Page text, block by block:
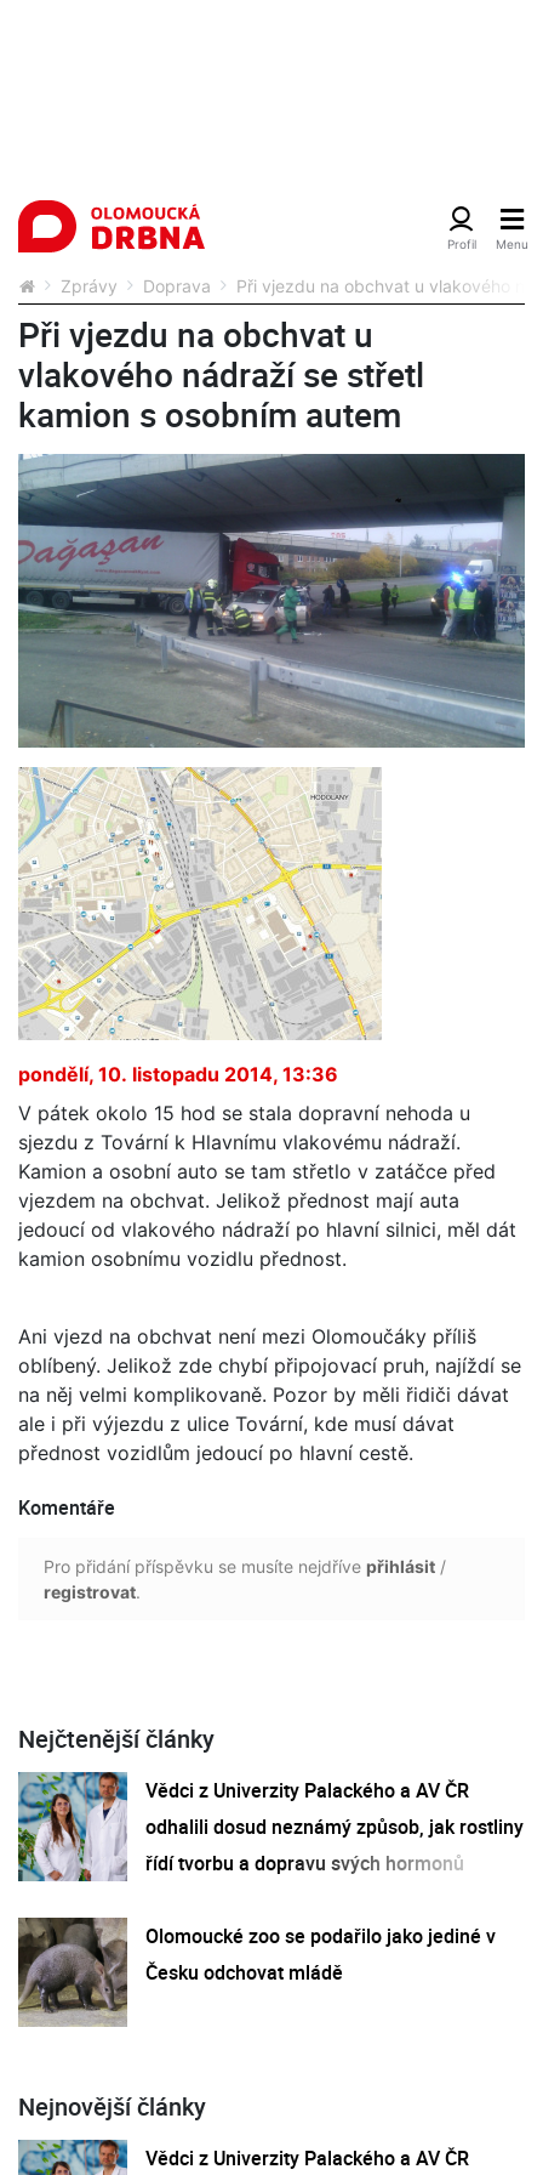
Zprávy Doprava Při vjezdu na obchvat u vlakového
Při vjezdu na obchvat u
vlakového nádraží se střetl
kamion s osobním autem
pondělí, 10. listopadu 2014, 13:36
V pátek okolo 15 hod se stala dopravní nehoda u
sjezdu z Tovární k Hlavnímu vlakovému nádraží.
Kamion a osobní auto se tam střetlo v zatáčce před
vjezdem na obchvat. Jelikož přednost mají auta
jedoucí od vlakového nádraží po hlavní silnici, měl dát
kamion osobnímu vozidlu přednost.
Ani vjezd na obchvat není mezi Olomoučáky příliš
oblíbený. Jelikož zde chybí připojovací pruh, najíždí se
na něj velmi komplikovaně. Pozor by měli řidiči dávat
ale i při výjezdu z ulice Tovární, kde musí dávat
přednost vozidlům jedoucí po hlavní cestě.
Komentáře
Pro přidání příspěvku se musíte nejdříve přihlásit /
registrovat.
Nejčtenější články
Vědci z Univerzity Palackého a AV ČR
odhalili dosud neznámý způsob, jak rostliny
řídí tvorbu a dopravu svých hormonů
Olomoucké zoo se podařilo jako jediné v
Česku odchovat mládě
Nejnovější články
Vědci z Univerzity Palackého a AV ČR